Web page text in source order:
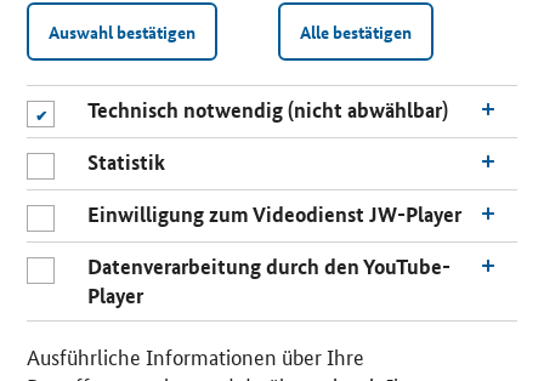
n
Auswahl bestätigen Alle bestätigen
Technisch notwendig (nicht abwählbar)
Statistik
Einwilligung zum Videodienst JW-Player
Datenverarbeitung durch den YouTube-
Player
Ausführliche Informationen über Ihre